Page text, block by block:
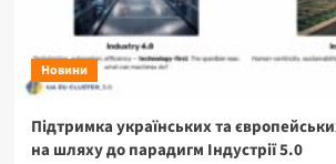
Новини
Підтримка українських та
на шляху до парадигм Індустрії 5.0